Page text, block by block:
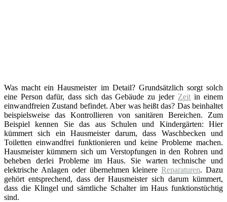
Was macht ein Hausmeister im Detail? Grundsätzlich sorgt solch
eine Person dafür, dass sich das Gebäude zu jeder Zeit in einem
einwandfreien Zustand befindet. Aber was heißt das? Das beinhaltet
beispielsweise das Kontrollieren von sanitären Bereichen. Zum
Beispiel kennen Sie das aus Schulen und Kindergärten: Hier
kümmert sich ein Hausmeister darum, dass Waschbecken und
Toiletten einwandfrei funktionieren und keine Probleme machen.
Hausmeister kümmern sich um Verstopfungen in den Rohren und
beheben derlei Probleme im Haus. Sie warten technische und
elektrische Anlagen oder übernehmen kleinereReparaturen. Dazu
gehört entsprechend, dass der Hausmeister sich darum kümmert,
dass die Klingel und sämtliche Schalter im Haus funktionstüchtig
sind.